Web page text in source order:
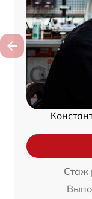
Стаж